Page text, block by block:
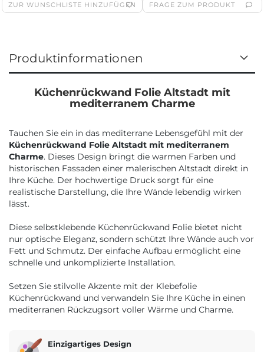
ZUR WUNSCHLISTE HINZUFÜGEN FRAGE ZUM PRODUKT
Produktinformationen
Küchenrückwand Folie Altstadt mit
mediterranem Charme
Tauchen Sie ein in das mediterrane Lebensgefühl mit der
Küchenrückwand Folie Altstadt mit mediterranem
Charme. Dieses Design bringt die warmen Farben und
historischen Fassaden einer malerischen Altstadt direkt in
Ihre Küche. Der hochwertige Druck sorgt für eine
realistische Darstellung, die Ihre Wände lebendig wirken
lässt.
Diese selbstklebende Küchenrückwand Folie bietet nicht
nur optische Eleganz, sondern schützt Ihre Wände auch vor
Fett und Schmutz. Der einfache Aufbau ermöglicht eine
schnelle und unkomplizierte Installation.
Setzen Sie stilvolle Akzente mit der Klebefolie
Küchenrückwand und verwandeln Sie Ihre Küche in einen
mediterranen Rückzugsort voller Wärme und Charme.
Einzigartiges Design